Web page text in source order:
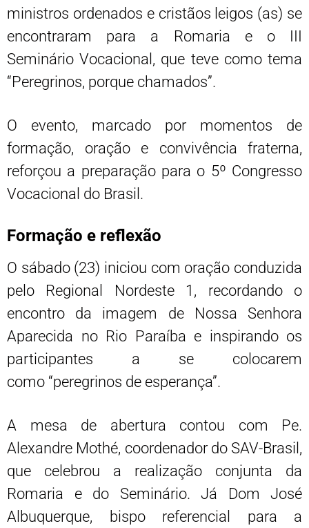
ministros ordenados e cristãos leigos (as) se
encontraram para a Romaria e o III
Seminário Vocacional, que teve como tema
“Peregrinos, porque chamados”.
O evento, marcado por momentos de
formação, oração e convivência fraterna,
reforçou a preparação para o 5º Congresso
Vocacional do Brasil.
Formação e reflexão
O sábado (23) iniciou com oração conduzida
pelo Regional Nordeste 1, recordando o
encontro da imagem de Nossa Senhora
Aparecida no Rio Paraíba e inspirando os
participantes a se colocarem
como “peregrinos de esperança”.
A mesa de abertura contou com Pe.
Alexandre Mothé, coordenador do SAV-Brasil,
que celebrou a realização conjunta da
Romaria e do Seminário. Já Dom José
Albuquerque, bispo referencial para a